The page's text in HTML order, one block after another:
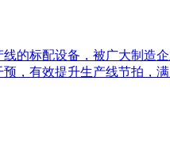
的标配设备，被广大制造
，有效提升生产线节拍，